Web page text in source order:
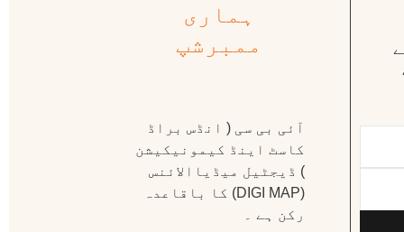
ہماری
ممبرشپ
آئی بی سی ( انڈس براڈ
کاسٹ اینڈ کیمونیکیشن
) ڈیجٹیل میڈیاالائنس
(DIGI MAP) کا باقاعدہ
رکن ہے ۔